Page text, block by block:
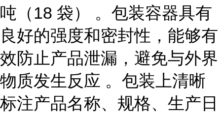
吨（18 袋） 。包装容器具有
良好的强度和密封性，能够有
效防止产品泄漏，避免与外界
物质发生反应 。包装上清晰
标注产品名称、规格、生产日